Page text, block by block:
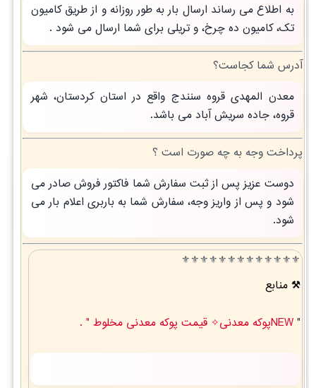
به اطلاع می رساند ارسال بار به طور روزانه و از طریق کامیون
تک، کامیون ده چرخ، و تریلی برای شما ارسال می شود .
آدرس شما کجاست؟
معدن المهدی قروه سنندج واقع در استان کردستان، شهر
قروه، جاده سریش آباد می باشد.
پرداخت وجه به چه صورت است ؟
دوست عزیز پس از ثبت سفارش شما فاکتور فروش صادر می
شود و پس از واریز وجه، سفارش شما به باربری اعلام بار می
شود.
⚜️⚜️⚜️⚜️⚜️⚜️⚜️⚜️⚜️⚜️⚜️⚜️⚜️
منابع
"NEWپوکه معدنی✧ قیمت پوکه معدنی مخلوط " .